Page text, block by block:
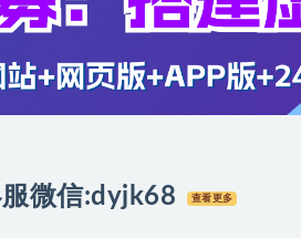
微信:dyjk68 查看更多